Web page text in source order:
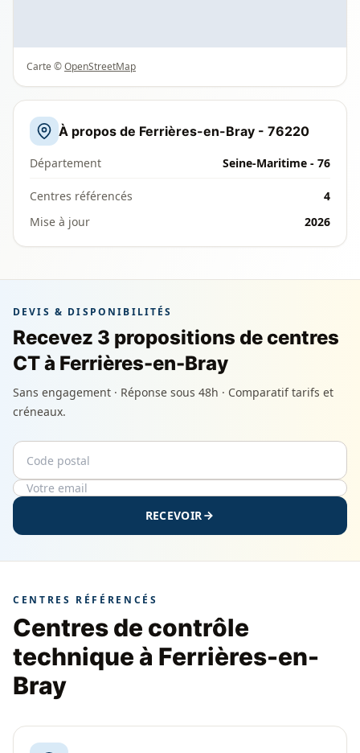
Carte ©OpenStreetMap
À propos de Ferrières-en-Bray - 76220
Département Seine-Maritime - 76
Centres référencés
4
Mise à jour
2026
DEVIS & DISPONIBILITÉS
Recevez 3 propositions de centres
CT à Ferrières-en-Bray
Sans engagement · Réponse sous 48h · Comparatif tarifs et
créneaux.
Code postal
Email
RECEVOIR
CENTRES RÉFÉRENCÉS
Centres de contrôle
technique à Ferrières-en-
Bray